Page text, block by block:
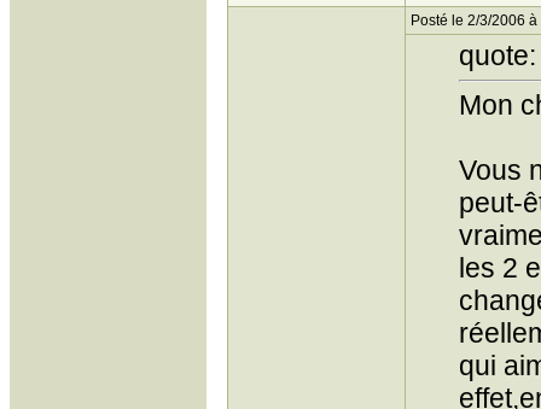
Posté le 2/3/2006
quote:
Mon
Vous
peut-
les 2
qui